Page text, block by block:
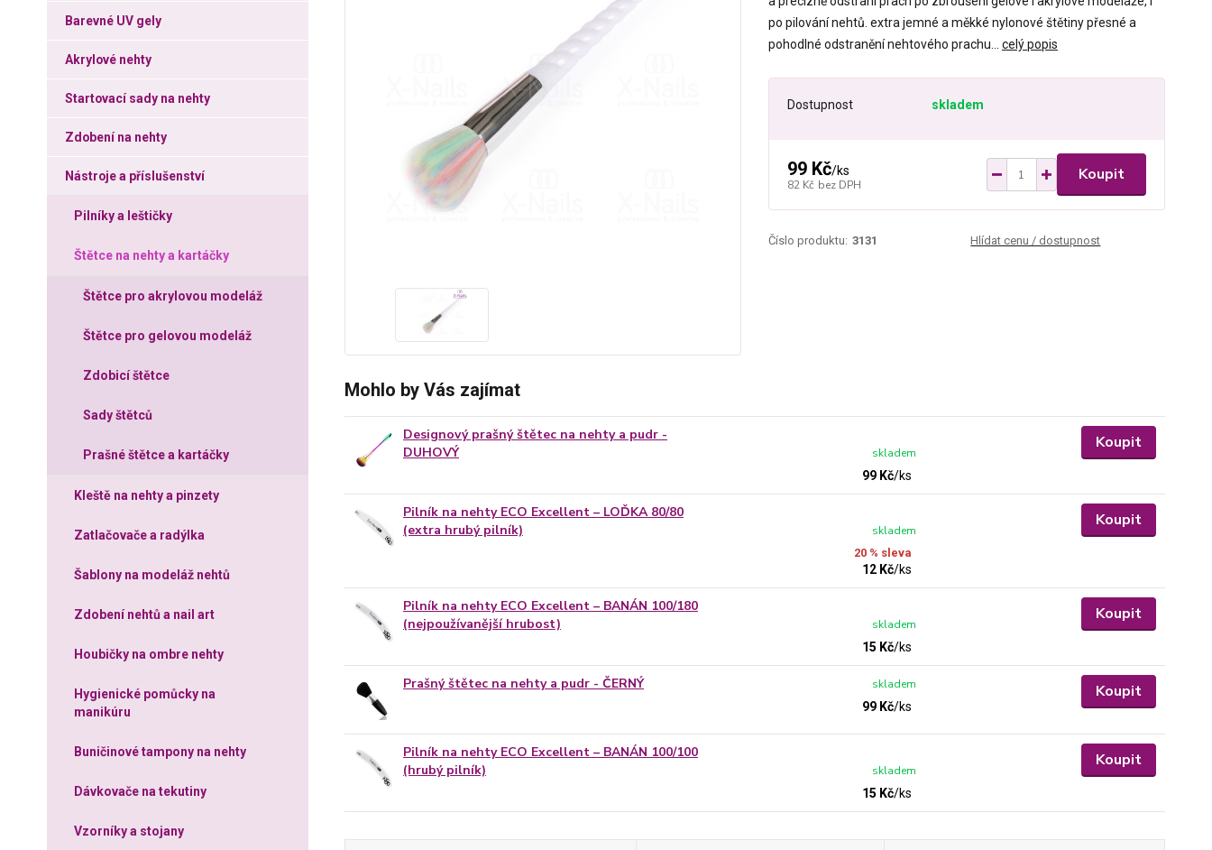
Barevné UV gely
Akrylové nehty
Startovací sady na nehty
Zdobení na nehty
Nástroje a příslušenství
Pilníky a leštičky
Štětce na nehty a kartáčky
Štětce pro akrylovou modeláž
Štětce pro gelovou modeláž
Zdobicí štětce
Sady štětců
Prašné štětce a kartáčky
Kleště na nehty a pinzety
Zatlačovače a radýlka
Šablony na modeláž nehtů
Zdobení nehtů a nail art
Houbičky na ombre nehty
Hygienické pomůcky na
manikúru
Buničinové tampony na nehty
Dávkovače na tekutiny
Vzorníky a stojany
po pilování nehtů. extra jemné a měkké nylonové štětiny přesné a
pohodlné odstranění nehtového prachu... celý popis
Dostupnost skladem
99 Kč/ks
82 Kč bez DPH
Koupit
Číslo produktu: 3131 Hlídat cenu / dostupnost
Mohlo by Vás zajímat
Designový prašný štětec na nehty a pudr -
DUHOVÝ
99 Kč/ks
skladem
Koupit
Pilník na nehty ECO Excellent – LOĎKA 80/80
(extra hrubý pilník)
20 % sleva
12 Kč/ks
skladem
Koupit
Pilník na nehty ECO Excellent – BANÁN 100/180
(nejpoužívanější hrubost)
15 Kč/ks
skladem
Koupit
Prašný štětec na nehty a pudr - ČERNÝ
99 Kč/ks
skladem Koupit
Pilník na nehty ECO Excellent – BANÁN 100/100
(hrubý pilník)
15 Kč/ks
skladem
Koupit